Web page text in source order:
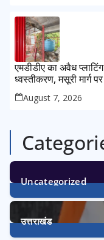
एमडीडीए का अवैध
ध्वस्तीकरण, मसूरी मार्ग
August 7, 2026
Uncategorized
उत्तराखंड